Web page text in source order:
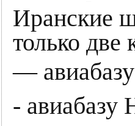
Иранские
только две
—
- авиабазу